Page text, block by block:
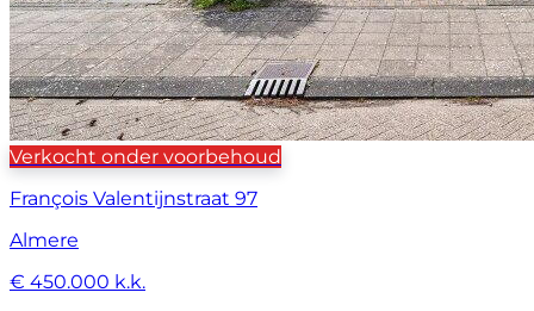
Verkocht onder voorbehoud
François Valentijnstraat 97
Almere
€ 450.000 k.k.